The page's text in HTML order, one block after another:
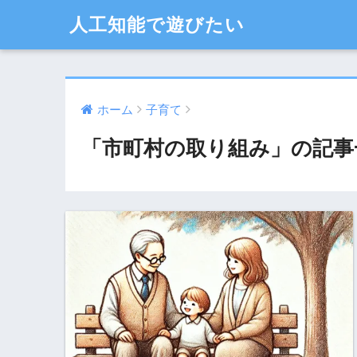
人工知能で遊びたい
ホーム 子育て
「市町村の取り組み」の記